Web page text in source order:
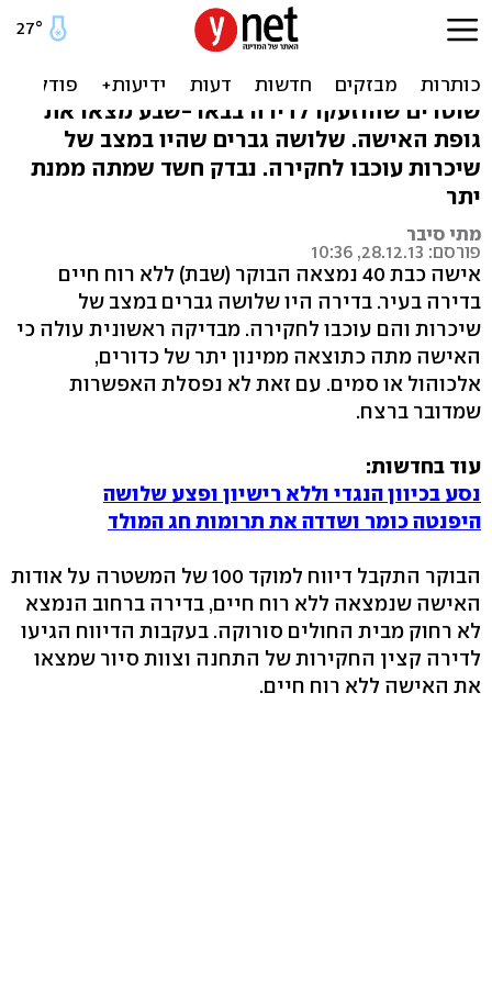
גופת אישה נמצאה בדירה
שוטרים שהוזעקו לדירה בבאר-שבע מצאו את
גופת האישה. שלושה גברים שהיו במצב של
שיכרות עוכבו לחקירה. נבדק חשד שמתה ממנת
יתר
מתי סיבר
פורסם: 28.12.13, 10:36
אישה כבת 40 נמצאה הבוקר (שבת) ללא רוח חיים
בדירה בעיר. בדירה היו שלושה גברים במצב של
שיכרות והם עוכבו לחקירה. מבדיקה ראשונית עולה כי
האישה מתה כתוצאה ממינון יתר של כדורים,
אלכוהול או סמים. עם זאת לא נפסלת האפשרות
שמדובר ברצח.
עוד בחדשות:
נסע בכיוון הנגדי וללא רישיון ופצע שלושה
היפנטה כומר ושדדה את תרומות חג המולד
הבוקר התקבל דיווח למוקד 100 של המשטרה על אודות
האישה שנמצאה ללא רוח חיים, בדירה ברחוב הנמצא
לא רחוק מבית החולים סורוקה. בעקבות הדיווח הגיעו
לדירה קצין החקירות של התחנה וצוות סיור שמצאו
את האישה ללא רוח חיים.